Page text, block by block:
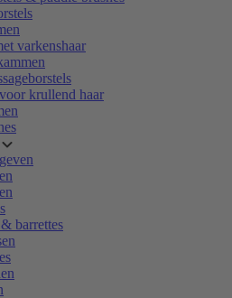
varkenshaar
krullend haar
barrettes